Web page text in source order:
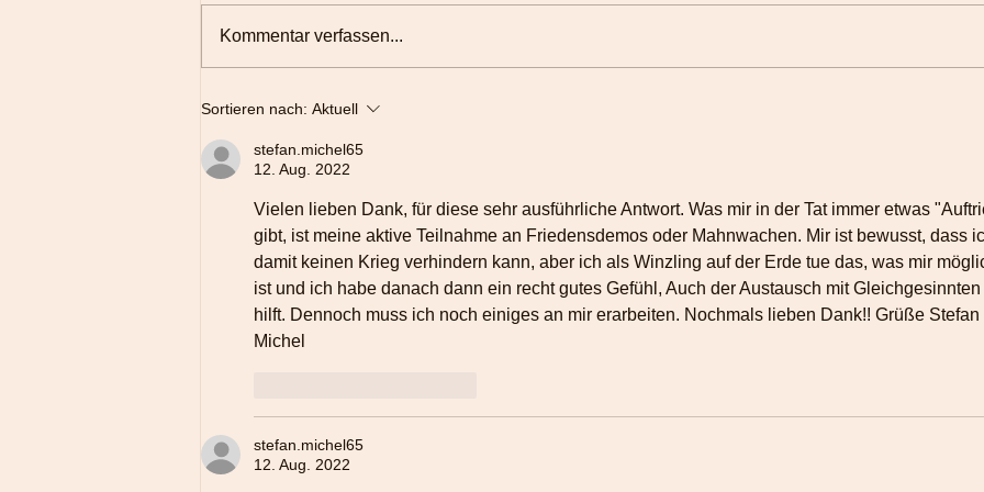
Entspannt gesund - Wie
Gehirn heilt
Kommentar verfassen...
Sortieren nach: Aktuell
stefan.michel65
12. Aug. 2022
Vielen lieben Dank, für diese sehr ausführliche Antwort. Was mir in der Tat immer etwas
gibt, ist meine aktive Teilnahme an Friedensdemos oder Mahnwachen. Mir ist bewusst, dass
damit keinen Krieg verhindern kann, aber ich als Winzling auf der Erde tue das, was mir
ist und ich habe danach dann ein recht gutes Gefühl, Auch der Austausch mit Gleichgesinnten
hilft. Dennoch muss ich noch einiges an mir erarbeiten. Nochmals lieben Dank!! Grüße Stefan
Michel
stefan.michel65
12. Aug. 2022